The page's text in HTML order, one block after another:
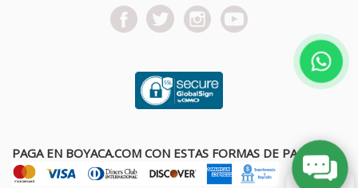
PAGA EN BOYACA.COM CON ESTAS FORMAS DE PAGO